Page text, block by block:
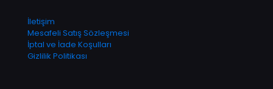
İletişim
Mesafeli Satış Sözleşmesi
İptal ve İade Koşulları
Gizlilik Politikası